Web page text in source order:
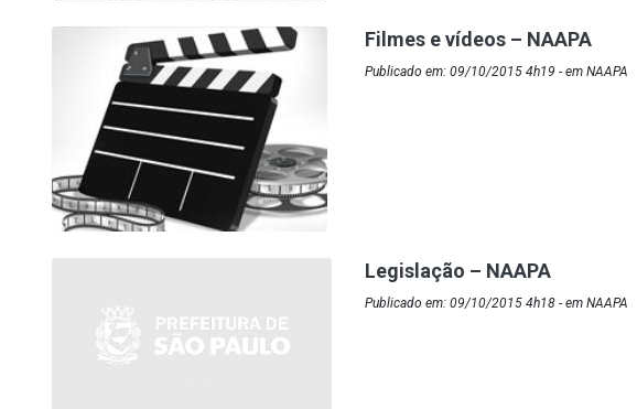
Filmes e vídeos – NAAPA
Publicado em: 09/10/2015 4h19 - em NAAPA
Legislação – NAAPA
Publicado em: 09/10/2015 4h18 - em NAAPA